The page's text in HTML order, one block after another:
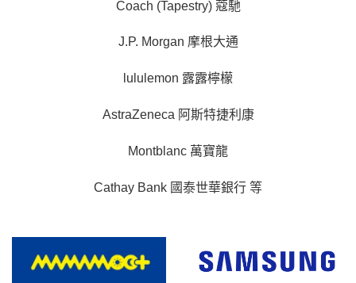
Coach (Tapestry) 蔻馳
J.P. Morgan 摩根大通
lululemon 露露檸檬
AstraZeneca 阿斯特捷利康
Montblanc 萬寶龍
Cathay Bank 國泰世華銀行 等